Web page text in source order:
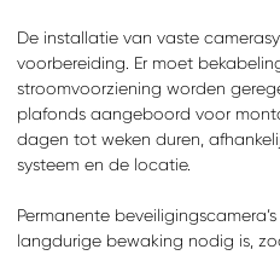
De installatie van vaste
voorbereiding. Er moet
stroomvoorziening worden
plafonds aangeboord voor
dagen tot weken duren,
systeem en de locatie.
Permanente
langdurige bewaking nodig is,